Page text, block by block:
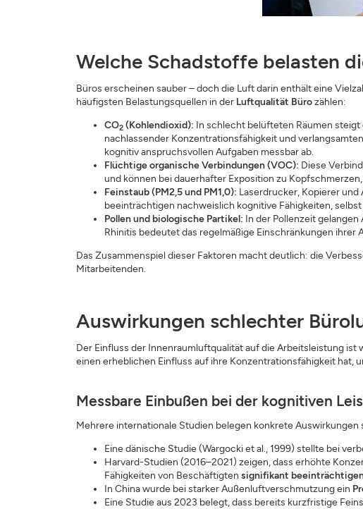
Welche Schadstoffe belasten
Büros erscheinen sauber – doch die Luft darin enthält eine
häufigsten Belastungsquellen in der Luftqualität Bürozählen:
CO2(Kohlendioxid): In schlecht belüfteten Räumen steigt
nachlassender Konzentrationsfähigkeit und
kognitiv anspruchsvollen Aufgaben messbar ab.
Flüchtige organische Verbindungen (VOC): Diese
und können bei dauerhafter Exposition zu
Feinstaub (PM2,5 und PM1,0): Laserdrucker, Kopierer
beeinträchtigen nachweislich kognitive Fähigkeiten,
Pollen und biologische Partikel: In der Pollenzeit
Rhinitis bedeutet das regelmäßige Einschränkungen ihrer
Das Zusammenspiel dieser Faktoren macht deutlich: die
Mitarbeitenden.
Auswirkungen schlechter
Der Einfluss der Innenraumluftqualität auf die Arbeitsleistung
einen erheblichen Einfluss auf ihre Konzentrationsfähigkeit hat,
Messbare Einbußen bei der kognitiven
Mehrere internationale Studien belegen konkrete
Eine dänische Studie (Wargocki et al., 1999) stellte bei
Harvard-Studien (2016–2021) zeigen, dass erhöhte
Fähigkeiten von Beschäftigten signifikant
In China wurde bei starker Außenluftverschmutzung ein
Eine Studie aus 2023 belegt, dass bereits kurzfristige